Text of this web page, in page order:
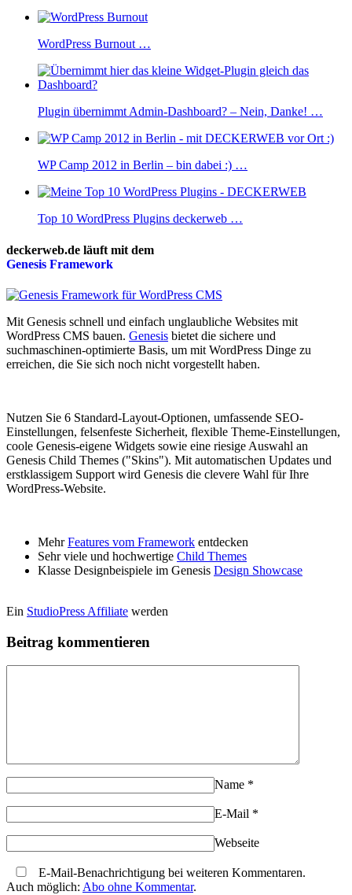
WordPress Burnout …
Plugin übernimmt Admin-Dashboard? – Nein, Danke! …
WP Camp 2012 in Berlin – bin dabei :) …
Top 10 WordPress Plugins deckerweb …
deckerweb.de läuft mit dem
Genesis Framework
Mit Genesis schnell und einfach unglaubliche Websites mit
WordPress CMS bauen. Genesis bietet die sichere und
suchmaschinen-optimierte Basis, um mit WordPress Dinge zu
erreichen, die Sie sich noch nicht vorgestellt haben.
Nutzen Sie 6 Standard-Layout-Optionen, umfassende SEO-
Einstellungen, felsenfeste Sicherheit, flexible Theme-Einstellungen,
coole Genesis-eigene Widgets sowie eine riesige Auswahl an
Genesis Child Themes ("Skins"). Mit automatischen Updates und
erstklassigem Support wird Genesis die clevere Wahl für Ihre
WordPress-Website.
MehrFeatures vom Framework entdecken
Sehr viele und hochwertige Child Themes
Klasse Designbeispiele im Genesis Design Showcase
Ein StudioPress Affiliate werden
Beitrag kommentieren
Name *
E-Mail *
Webseite
E-Mail-Benachrichtigung bei weiteren Kommentaren.
Auch möglich: Abo ohne Kommentar.